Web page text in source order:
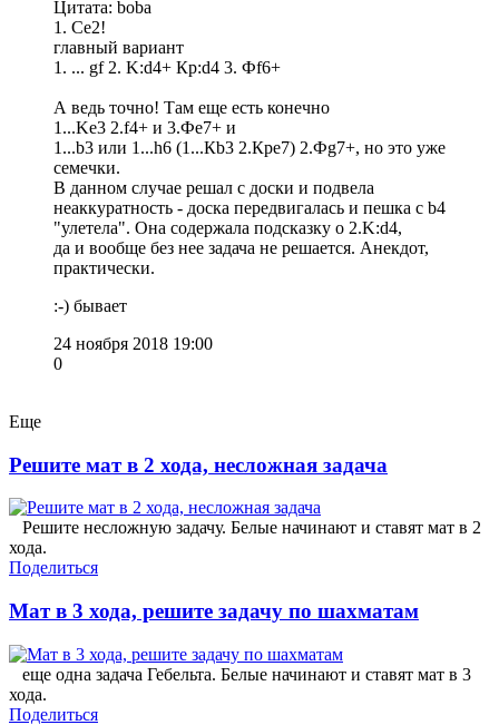
Цитата: boba
1. Ce2!
главный вариант
1. ... gf 2. K:d4+ Кр:d4 3. Фf6+
А ведь точно! Там еще есть конечно
1...Ke3 2.f4+ и 3.Фe7+ и
1...b3 или 1...h6 (1...Кb3 2.Крe7) 2.Фg7+, но это уже
семечки.
В данном случае решал с доски и подвела
неаккуратность - доска передвигалась и пешка с b4
"улетела". Она содержала подсказку о 2.K:d4,
да и вообще без нее задача не решается. Анекдот,
практически.
:-) бывает
24 ноября 2018 19:00
0
Еще
Решите мат в 2 хода, несложная задача
Решите несложную задачу. Белые начинают и ставят мат в 2
хода.
Поделиться
Мат в 3 хода, решите задачу по шахматам
еще одна задача Гебельта. Белые начинают и ставят мат в 3
хода.
Поделиться